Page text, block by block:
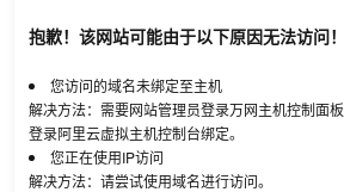
抱歉！该网站可能由于以下原因无法访问！
您访问的域名未绑定至主机
解决方法：需要网站管理员登录万网主机控制面
登录阿里云虚拟主机控制台绑定。
您正在使用IP访问
解决方法：请尝试使用域名进行访问。